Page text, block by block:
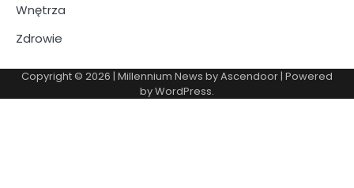
Wnętrza
Zdrowie
Copyright © 2026 | Millennium News byAscendoor| Powered
byWordPress.